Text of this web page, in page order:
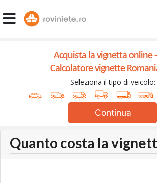
Acquista la vignetta online -
Calcolatore vignette
Seleziona il tipo di veicolo:
Continua
Quanto costa la